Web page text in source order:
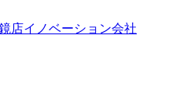
店イノベーション会社